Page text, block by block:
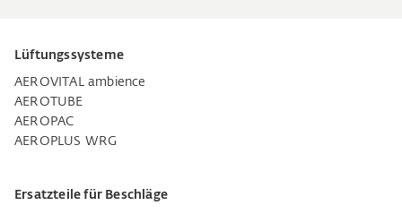
Lüftungssysteme
AEROVITAL ambience
AEROTUBE
AEROPAC
AEROPLUS WRG
Ersatzteile für Beschläge